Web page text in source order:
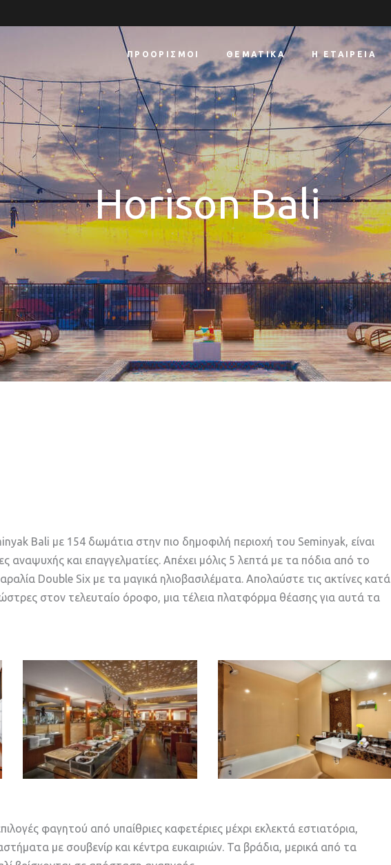
ΠΡΟΟΡΙΣΜΟΊ ΘΕΜΑΤΙΚΆ Η ΕΤΑΙΡΕΊΑ
Horison Bali
Bali με 154 δωμάτια στην πιο δημοφιλή περιοχή του Seminyak, είναι
αναψυχής και επαγγελματίες. Απέχει μόλις 5 λεπτά με τα πόδια από το
Double Six με τα μαγικά ηλιοβασιλέματα. Απολαύστε τις ακτίνες κατά
στον τελευταίο όροφο, μια τέλεια πλατφόρμα θέασης για αυτά τα
φαγητού από υπαίθριες καφετέριες μέχρι εκλεκτά εστιατόρια,
με σουβενίρ και κέντρα ευκαιριών. Τα βράδια, μερικά από τα